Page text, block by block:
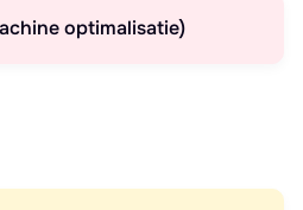
optimalisatie)